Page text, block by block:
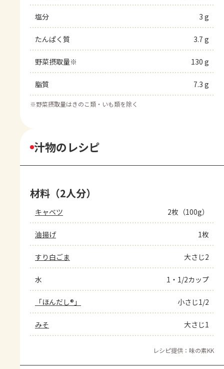
塩分 3 g
たんぱく質 3.7 g
野菜摂取量※ 130 g
脂質 7.3 g
※野菜摂取量はきのこ類・いも類を除く
汁物のレシピ
材料（2人分）
キャベツ 2枚（100g）
油揚げ 1枚
すり白ごま 大さじ2
水 1・1/2カップ
「ほんだし®」 小さじ1/2
みそ 大さじ1
レシピ提供：味の素KK